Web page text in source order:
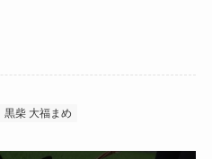
黒柴 大福まめ